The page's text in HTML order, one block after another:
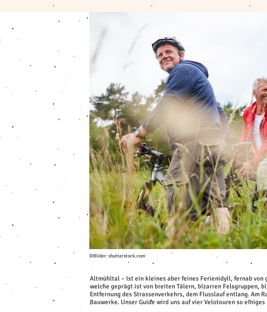
©Bilder: shutterstock.com
Altmühltal – Ist ein kleines aber feines Ferienidyll, fernab von
welche geprägt ist von breiten Tälern, bizarren Felsgruppen,
Entfernung des Strassenverkehrs, dem Flusslauf entlang. Am
Bauwerke. Unser Guide wird uns auf vier Velotouren so